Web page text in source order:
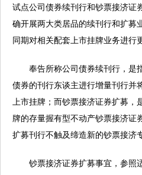
试点公司债券续刊行和钞票接济证
确开展两大类居品的续刊行和扩募
同期对相关配套上市挂牌业务进行
奉告所称公司债券续刊行，是指
债券的刊行东谈主进行增量刊行并
上市挂牌；而钞票接济证券扩募，
牌的存量握有型不动产钞票接济证
扩募刊行不触及缔造新的钞票接济
钞票接济证券扩募事宜，参照